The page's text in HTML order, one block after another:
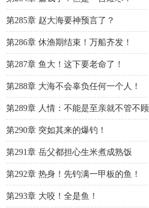
第285章 赵大海要神预言了？
第286章 休渔期结束！万船齐发！
第287章 鱼大！这下要老命了！
第288章 大海不会辜负任何一个人！
第289章 人情：不能是至亲就不管不顾
第290章 突如其来的爆钓！
第291章 岳父都担心生米煮成熟饭
第292章 热身！先钓满一甲板的鱼！
第293章 大咬！全是鱼！